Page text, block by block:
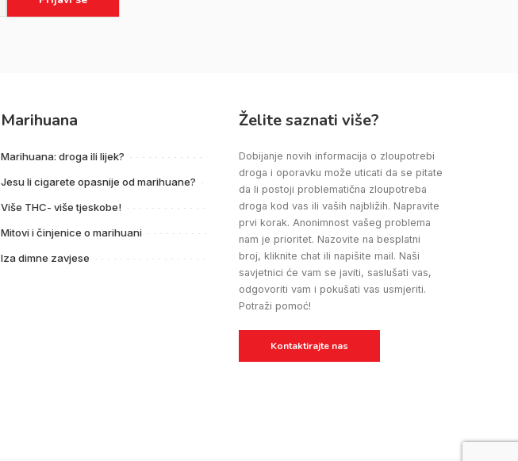
30.06.2026. SAD: Kako
postaviti i održavati
granice s osobom koja se
bori s ovisnošću
15.06.2026. SAD:
Intenzivna upotreba
psihoaktivnih supstanci u
ranoj odrasloj dobi
predviđa probleme s
pamćenjem decenijama
kasnije
Marihuana
Marihuana: droga ili lijek?
Jesu li cigarete opasnije od marihuane?
Više THC- više tjeskobe!
Mitovi i činjenice o marihuani
Iza dimne zavjese
Želite saznati više?
Dobijanje novih informacija o zloupotrebi
droga i oporavku može uticati da se pitate
da li postoji problematična zloupotreba
droga kod vas ili vaših najbližih. Napravite
prvi korak. Anonimnost vašeg problema
nam je prioritet. Nazovite na besplatni
broj, kliknite chat ili napišite mail. Naši
savjetnici će vam se javiti, saslušati vas,
odgovoriti vam i pokušati vas usmjeriti.
Potraži pomoć!
Kontaktirajte nas